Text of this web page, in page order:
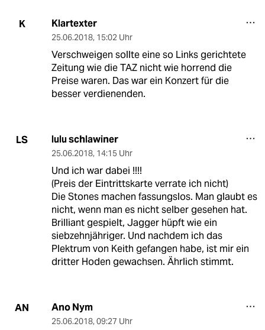
K Klartexter
25.06.2018, 15:02 Uhr
Verschweigen sollte eine so Links gerichtete
Zeitung wie die TAZ nicht wie horrend die
Preise waren. Das war ein Konzert für die
besser verdienenden.
LS lulu schlawiner
25.06.2018, 14:15 Uhr
Und ich war dabei !!!!
(Preis der Eintrittskarte verrate ich nicht)
Die Stones machen fassungslos. Man glaubt es
nicht, wenn man es nicht selber gesehen hat.
Brilliant gespielt, Jagger hüpft wie ein
siebzehnjähriger. Und nachdem ich das
Plektrum von Keith gefangen habe, ist mir ein
dritter Hoden gewachsen. Ährlich stimmt.
AN Ano Nym
25.06.2018, 09:27 Uhr